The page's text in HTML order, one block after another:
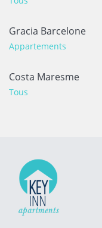
Gracia Barcelone
Appartements
Costa Maresme
Tous